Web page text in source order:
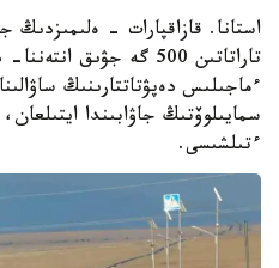
استانا. قازاقپارات - ەلىمىزدىڭ
تاراتاتىن 500 گە جۋىق
ءماجىلىس دەپۋتاتتارىنىڭ
سمايىلوۆتىڭ جاۋابىندا
ءتىلشىسى.